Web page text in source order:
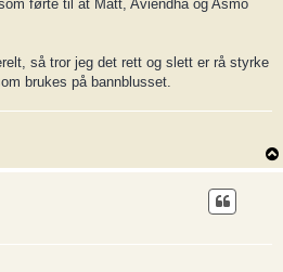
førte til at Matt, Aviendha og Asmo
så tror jeg det rett og slett er rå styrke
brukes på bannblusset.